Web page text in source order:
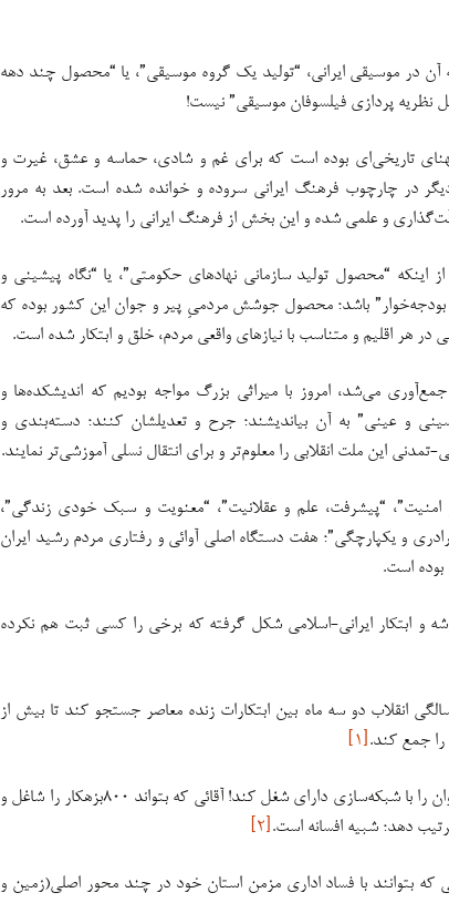
در موسیقی ایرانی، “تولید یک گروه موسیقی”، یا “محصول چند دهه
نظریه پردازی فیلسوفان موسیقی” نیست!
تاریخی‌ای بوده است که برای غم و شادی، حماسه و عشق، غیرت و
در چارچوب فرهنگ ایرانی سروده و خوانده شده است. بعد به مرور
و علمی شده و این بخش از فرهنگ ایرانی را پدید آورده است.
اینکه “محصول تولید سازمانی نهادهای حکومتی”، یا “نگاه پیشینی و
بودجه‌خوار” باشد؛ محصول جوشش مردمیِ پیر و جوان این کشور بوده که
در هر اقلیم و متناسب با نیازهای واقعی مردم، خلق و ابتکار شده است.
این ۴۰سال همه جمع‌آوری می‌شد، امروز با میراثی بزرگ مواجه بودیم که اندیشکده‌ها و
و عینی” به آن بیاندیشند؛ جرح و تعدیلشان کنند؛ دسته‌بندی و
این ملت انقلابی را معلوم‌تر و برای انتقال نسلی آموزشی‌تر نمایند.
امنیت”، “پیشرفت، علم و عقلانیت”، “معنویت و سبک خودی زندگی”،
و یکپارچگی”؛ هفت دستگاه اصلی آوائی و رفتاری مردم رشید ایران
و ابتکار ایرانی-اسلامی شکل گرفته که برخی را کسی ثبت هم نکرده
مثلا یک “عهدواره” در ۴۰سالگی انقلاب دو سه ماه بین ابتکارات زنده معاصر جستجو کند تا بیش از
[۱]
خانمی که خود جوش بتواند ۵۰۰ جوان را با شبکه‌سازی دارای شغل کند! آقائی که بتواند ٨۰۰بزهکار را شاغل و
دهد؛ شبیه افسانه است.[۲]
بتوانند با فساد اداری مزمن استان خود در چند محور اصلی(زمین و